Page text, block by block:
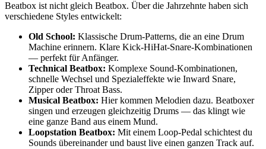
Beatbox ist nicht gleich Beatbox. Über die Jahrzehnte haben sich
verschiedene Styles entwickelt:
Old School: Klassische Drum-Patterns, die an eine Drum
Machine erinnern. Klare Kick-HiHat-Snare-Kombinationen
— perfekt für Anfänger.
Technical Beatbox: Komplexe Sound-Kombinationen,
schnelle Wechsel und Spezialeffekte wie Inward Snare,
Zipper oder Throat Bass.
Musical Beatbox: Hier kommen Melodien dazu. Beatboxer
singen und erzeugen gleichzeitig Drums — das klingt wie
eine ganze Band aus einem Mund.
Loopstation Beatbox: Mit einem Loop-Pedal schichtest du
Sounds übereinander und baust live einen ganzen Track auf.